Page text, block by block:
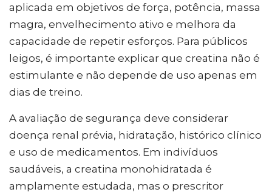
aplicada em objetivos de força, potência, massa
magra, envelhecimento ativo e melhora da
capacidade de repetir esforços. Para públicos
leigos, é importante explicar que creatina não é
estimulante e não depende de uso apenas em
dias de treino.
A avaliação de segurança deve considerar
doença renal prévia, hidratação, histórico clínico
e uso de medicamentos. Em indivíduos
saudáveis, a creatina monohidratada é
amplamente estudada, mas o prescritor